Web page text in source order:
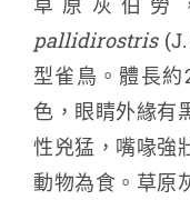
pallidirostris
型雀鳥。體長
色，眼睛外緣有
性兇猛，嘴喙強
動物為食。草原